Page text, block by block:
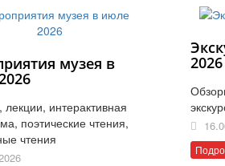
музея в
лекции, интерактивная
поэтические чтения,
чтения
2026